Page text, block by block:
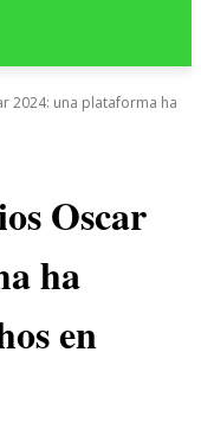
2024: una plataforma ha
Oscar
ha
en